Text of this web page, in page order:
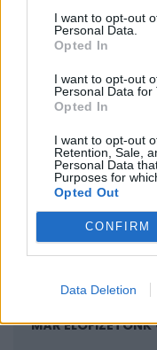
I want to opt-out
Personal Data.
Opted In
I want to opt-out
Personal Data for
Opted In
I want to opt-out
Retention, Sale,
Personal Data
Purposes for
Opted Out
CONFIRM
Data Deletion
KEDVES
A keresett cikk a
tartozik, melynek
regisztrációhoz
Az előfizetés a
Portfolio.hu
Kötéslisták:
kötéslistái
MÁR